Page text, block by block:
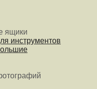
ящики
инструментов